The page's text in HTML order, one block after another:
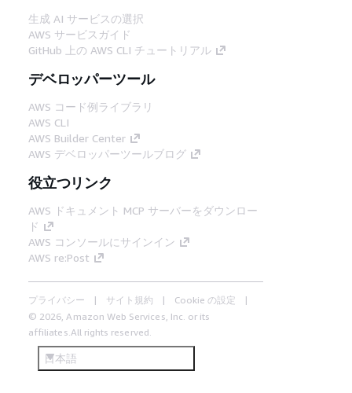
生成 AI サービスの選択
AWS サービスガイド
GitHub 上の AWS CLI チュートリアル
デベロッパーツール
AWS コード例ライブラリ
AWS CLI
AWS Builder Center
AWS デベロッパーツールブログ
役立つリンク
AWS ドキュメント MCP サーバーをダウンロー
ド
AWS コンソールにサインイン
AWS re:Post
プライバシー サイト規約
Cookie の設定
© 2026, Amazon Web Services, Inc. or its
affiliates.All rights reserved.
日本語